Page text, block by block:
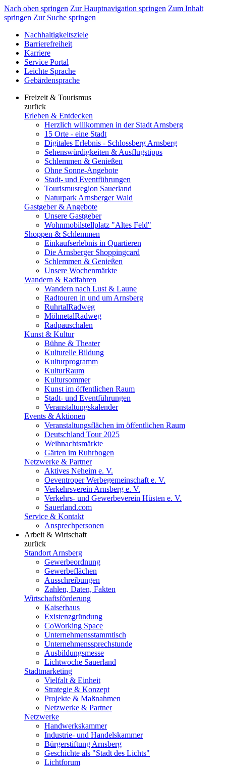
Nach oben springen Zur Hauptnavigation springen Zum Inhalt
springen Zur Suche springen
Nachhaltigkeitsziele
Barrierefreiheit
Karriere
Service Portal
Leichte Sprache
Gebärdensprache
Freizeit & Tourismus
zurück
Erleben & Entdecken
Herzlich willkommen in der Stadt Arnsberg
15 Orte - eine Stadt
Digitales Erlebnis - Schlossberg Arnsberg
Sehenswürdigkeiten & Ausflugstipps
Schlemmen & Genießen
Ohne Sonne-Angebote
Stadt- und Eventführungen
Tourismusregion Sauerland
Naturpark Arnsberger Wald
Gastgeber & Angebote
Unsere Gastgeber
Wohnmobilstellplatz "Altes Feld"
Shoppen & Schlemmen
Einkaufserlebnis in Quartieren
Die Arnsberger Shoppingcard
Schlemmen & Genießen
Unsere Wochenmärkte
Wandern & Radfahren
Wandern nach Lust & Laune
Radtouren in und um Arnsberg
RuhrtalRadweg
MöhnetalRadweg
Radpauschalen
Kunst & Kultur
Bühne & Theater
Kulturelle Bildung
Kulturprogramm
KulturRaum
Kultursommer
Kunst im öffentlichen Raum
Stadt- und Eventführungen
Veranstaltungskalender
Events & Aktionen
Veranstaltungsflächen im öffentlichen Raum
Deutschland Tour 2025
Weihnachtsmärkte
Gärten im Ruhrbogen
Netzwerke & Partner
Aktives Neheim e. V.
Oeventroper Werbegemeinschaft e. V.
Verkehrsverein Arnsberg e. V.
Verkehrs- und Gewerbeverein Hüsten e. V.
Sauerland.com
Service & Kontakt
Ansprechpersonen
Arbeit & Wirtschaft
zurück
Standort Arnsberg
Gewerbeordnung
Gewerbeflächen
Ausschreibungen
Zahlen, Daten, Fakten
Wirtschaftsförderung
Kaiserhaus
Existenzgründung
CoWorking Space
Unternehmensstammtisch
Unternehmenssprechstunde
Ausbildungsmesse
Lichtwoche Sauerland
Stadtmarketing
Vielfalt & Einheit
Strategie & Konzept
Projekte & Maßnahmen
Netzwerke & Partner
Netzwerke
Handwerkskammer
Industrie- und Handelskammer
Bürgerstiftung Arnsberg
Geschichte als "Stadt des Lichts"
Lichtforum